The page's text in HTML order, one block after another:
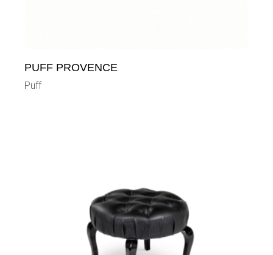
PUFF PROVENCE
Puff